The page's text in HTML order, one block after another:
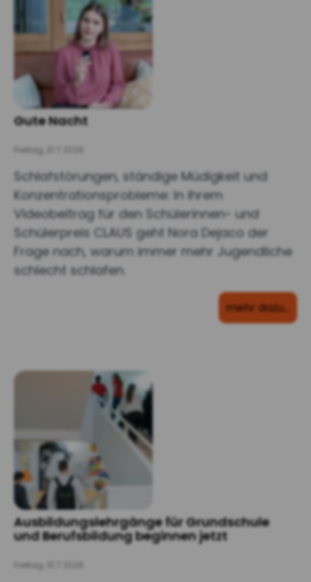
Gute Nacht
Freitag, 31.7.2026
Schlafstörungen, ständige Müdigkeit und
Konzentrationsprobleme: In ihrem
Videobeitrag für den Schülerinnen- und
Schülerpreis CLAUS geht Nora Dejaco der
Frage nach, warum immer mehr Jugendliche
schlecht schlafen.
mehr dazu…
Ausbildungslehrgänge für Grundschule
und Berufsbildung beginnen jetzt
Freitag, 31.7.2026